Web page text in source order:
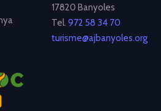
17820 Banyoles
Tel. 972 58 34 70
turisme@ajbanyoles.org